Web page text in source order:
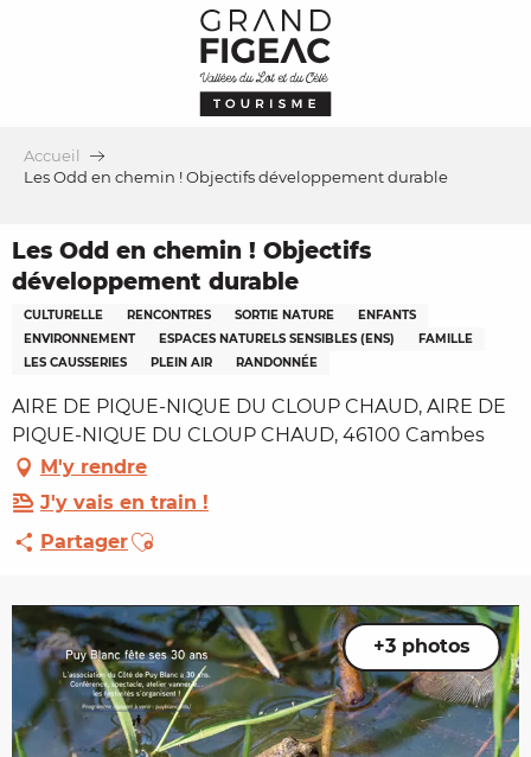
Accueil
Les Odd en chemin ! Objectifs développement durable
Les Odd en chemin ! Objectifs
développement durable
CULTURELLE RENCONTRES SORTIE NATURE
ENFANTS
ENVIRONNEMENT
ESPACES NATURELS SENSIBLES (ENS)
FAMILLE
LES CAUSSERIES
PLEIN AIR RANDONNÉE
AIRE DE PIQUE-NIQUE DU CLOUP CHAUD, AIRE DE
PIQUE-NIQUE DU CLOUP CHAUD, 46100 Cambes
M'y rendre
J'y vais en train !
PartagerAjouter aux favoris
+3 photos